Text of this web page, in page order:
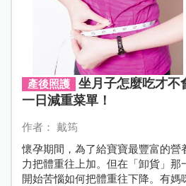
產後照護
坐月子怎麼吃才不
一日減重菜單！
作者： 戴筠
懷孕期間，為了給寶寶最豐富的營
力把體重往上加。但在「卸貨」那
開始苦惱如何把體重往下降。有媽